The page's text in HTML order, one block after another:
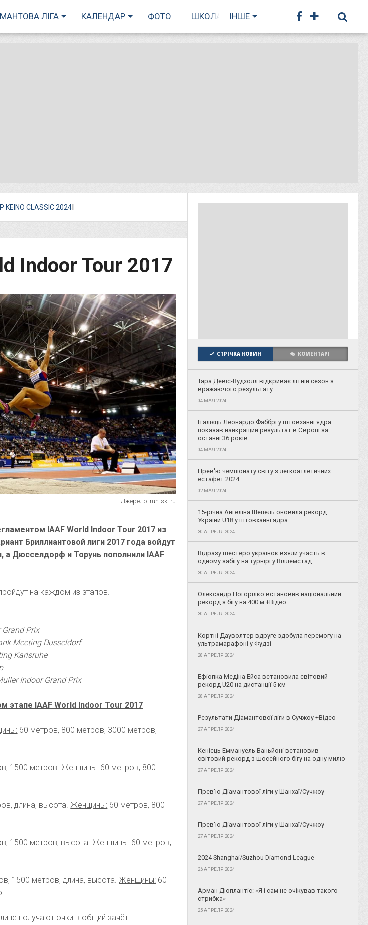
ЛІГА КАЛЕНДАР ФОТО ШКОЛА БІГУ
ІНШЕ
I
KEINO CLASSIC 2024
Indoor Tour 2017
Джерело: run-ski.ru
IAAF World Indoor Tour 2017 из
Бриллиантовой лиги 2017 года войдут
а Дюсселдорф и Торунь пополнили IAAF
на каждом из этапов.
Prix
Meeting Dusseldorf
Karlsruhe
Indoor Grand Prix
этапе IAAF World Indoor Tour 2017
60 метров, 800 метров, 3000 метров,
1500 метров. Женщины: 60 метров, 800
длина, высота. Женщины: 60 метров, 800
1500 метров, высота. Женщины: 60 метров,
1500 метров, длина, высота. Женщины: 60
получают очки в общий зачёт.
СТРІЧКА НОВИН КОМЕНТАРІ
Тара Девіс-Вудхолл відкриває літній сезон з
вражаючого результату
04 МАЯ 2024
Італієць Леонардо Фаббрі у штовханні ядра
показав найкращий результат в Європі за
останні 36 років
04 МАЯ 2024
Прев'ю чемпіонату світу з легкоатлетичних
естафет 2024
02 МАЯ 2024
15-річна Ангеліна Шепель оновила рекорд
України U18 у штовханні ядра
30 АПРЕЛЯ 2024
Відразу шестеро українок взяли участь в
одному забігу на турнірі у Віллемстад
30 АПРЕЛЯ 2024
Олександр Погорілко встановив національний
рекорд з бігу на 400 м +Відео
30 АПРЕЛЯ 2024
Кортні Дауволтер вдруге здобула перемогу на
ультрамарафоні у Фудзі
28 АПРЕЛЯ 2024
Ефіопка Медіна Ейса встановила світовий
рекорд U20 на дистанції 5 км
28 АПРЕЛЯ 2024
Результати Діамантової ліги в Сучжоу +Відео
27 АПРЕЛЯ 2024
Кенієць Еммануель Ваньйоні встановив
світовий рекорд з шосейного бігу на одну милю
27 АПРЕЛЯ 2024
Прев'ю Діамантової ліги у Шанхаї/Сучжоу
27 АПРЕЛЯ 2024
Прев'ю Діамантової ліги у Шанхаї/Сучжоу
27 АПРЕЛЯ 2024
2024 Shanghai/Suzhou Diamond League
26 АПРЕЛЯ 2024
Арман Дюплантіс: «Я і сам не очікував такого
стрибка»
25 АПРЕЛЯ 2024